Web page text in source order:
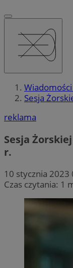
Sesja
reklama
Sesja
r.
10 stycznia 2023
Czas czytania: 1